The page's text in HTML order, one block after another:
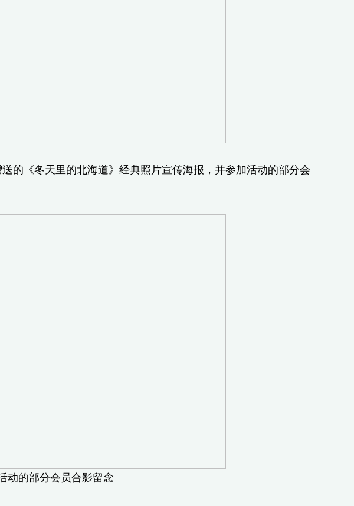
的《冬天里的北海道》经典照片宣传海报，并参加活动的部分会
动的部分会员合影留念